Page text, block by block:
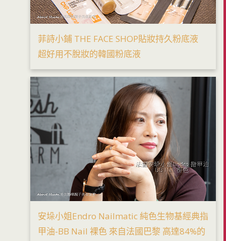
菲詩小鋪 THE FACE SHOP貼妝持久粉底液
超好用不脫妝的韓國粉底液
安垛小姐Endro Nailmatic 純色生物基經典指
甲油-BB Nail 裸色 來自法國巴黎 高達84%的